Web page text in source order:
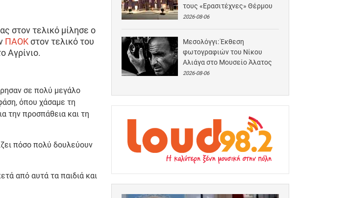
στον τελικό μίλησε ο
ΠΑΟΚστον τελικό του
Αγρίνιο.
σε πολύ μεγάλο
όπου χάσαμε τη
την προσπάθεια και τη
πόσο πολύ δουλεύουν
από αυτά τα παιδιά και
τους «Ερασιτέχνες» Θέρμου
2026-08-06
Μεσολόγγι: Έκθεση
φωτογραφιών του Νίκου
Αλιάγα στο Μουσείο Άλατος
2026-08-06